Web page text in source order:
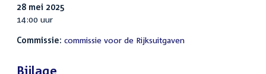
28 mei 2025
14:00 uur
Commissie: commissie voor de Rijksuitgaven
Bijlage